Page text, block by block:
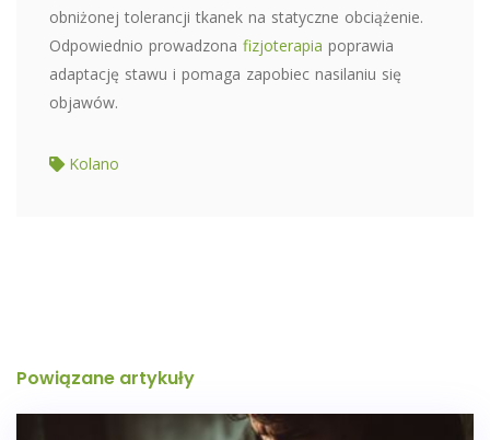
obniżonej tolerancji tkanek na statyczne obciążenie.
Odpowiednio prowadzona fizjoterapia poprawia
adaptację stawu i pomaga zapobiec nasilaniu się
objawów.
Kolano
Powiązane artykuły